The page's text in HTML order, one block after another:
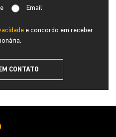
Email
e concordo em receber
CONTATO